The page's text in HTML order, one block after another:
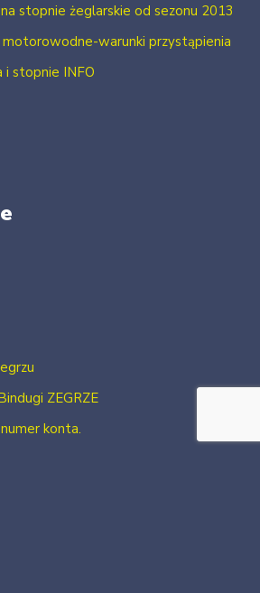
stopnie żeglarskie od sezonu 2013
motorowodne-warunki przystąpienia
i stopnie INFO
ZEGRZE
konta.